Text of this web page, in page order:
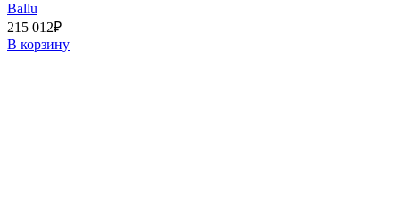
Ballu
215 012₽
В корзину